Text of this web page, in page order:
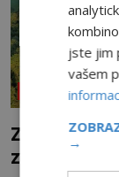
NEOBJASNĚNÉ
Zřícenina
zvěstech o
jste jim
vašem
→